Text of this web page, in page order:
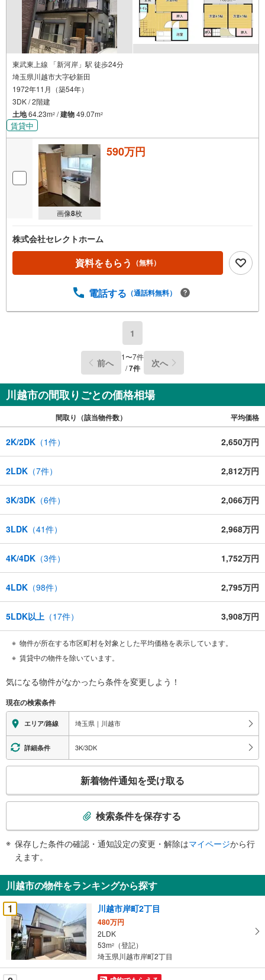
東武東上線 「新河岸」駅 徒歩24分
埼玉県川越市大字砂新田
1972年11月（築54年）
3DK / 2階建
土地64.23m2 /建物49.07m2
賃貸中
画像8枚
590万円
株式会社セレクトホーム
資料をもらう （無料）
電話する （通話料無料）
1
前へ 1〜7件
/7件 次へ
川越市の間取りごとの価格相場
間取り（該当物件数） 平均価格
2K/2DK （1件） 2,650万円
2LDK （7件） 2,812万円
3K/3DK （6件） 2,066万円
3LDK （41件） 2,968万円
4K/4DK （3件） 1,752万円
4LDK （98件） 2,795万円
5LDK以上 （17件） 3,908万円
物件が所在する市区町村を対象とした平均価格を表示しています。
賃貸中の物件を除いています。
気になる物件がなかったら条件を変更しよう！
現在の検索条件
エリア/路線 埼玉県｜川越市
詳細条件 3K/3DK
検
知
を
受
け
取
る
・
条
新着物件通知を受け取る
検索条件を保存する
保存した条件の確認・通知設定の変更・解除はマイページから行
えます。
川越市の物件をランキングから探す
1
川越市岸町2丁目
480万円
2LDK
53m2
（登記）
埼玉県川越市岸町2丁目